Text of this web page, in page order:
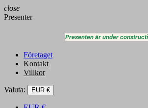
close
Presenter
Presenten är under
Företaget
Kontakt
Villkor
Valuta: EUR €